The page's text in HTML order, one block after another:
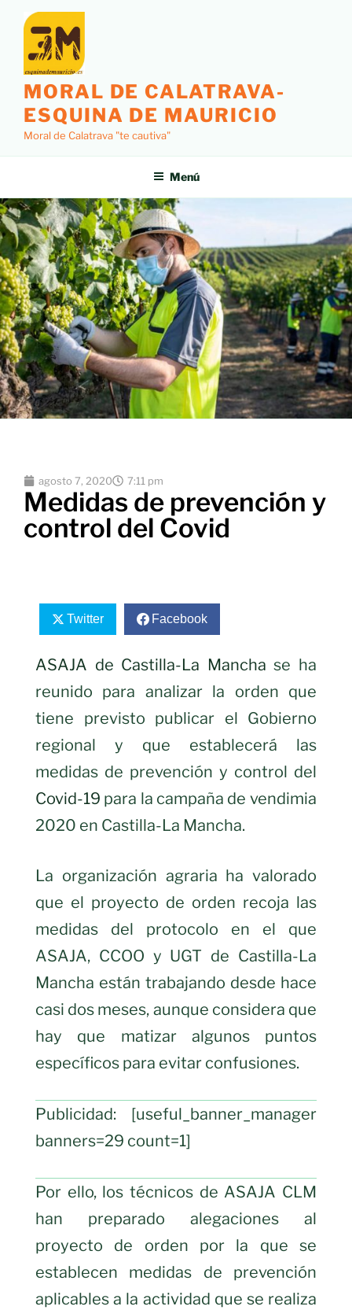
MORAL DE CALATRAVA-
ESQUINA DE MAURICIO
Moral de Calatrava "te cautiva"
Menú
agosto 7, 2020 7:11 pm
Medidas de prevención y
control del Covid
Twitter Facebook
ASAJA de Castilla-La Mancha se ha
reunido para analizar la orden que
tiene previsto publicar el Gobierno
regional y que establecerá las
medidas de prevención y control del
Covid-19 para la campaña de vendimia
2020 en Castilla-La Mancha.
La organización agraria ha valorado
que el proyecto de orden recoja las
medidas del protocolo en el que
ASAJA, CCOO y UGT de Castilla-La
Mancha están trabajando desde hace
casi dos meses, aunque considera que
hay que matizar algunos puntos
específicos para evitar confusiones.
Publicidad: [useful_banner_manager
banners=29 count=1]
Por ello, los técnicos de ASAJA CLM
han preparado alegaciones al
proyecto de orden por la que se
establecen medidas de prevención
aplicables a la actividad que se realiza